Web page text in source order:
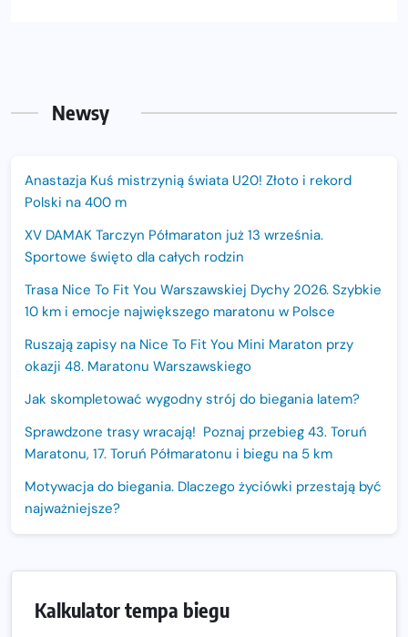
Newsy
Anastazja Kuś mistrzynią świata U20! Złoto i rekord
Polski na 400 m
XV DAMAK Tarczyn Półmaraton już 13 września.
Sportowe święto dla całych rodzin
Trasa Nice To Fit You Warszawskiej Dychy 2026. Szybkie
10 km i emocje największego maratonu w Polsce
Ruszają zapisy na Nice To Fit You Mini Maraton przy
okazji 48. Maratonu Warszawskiego
Jak skompletować wygodny strój do biegania latem?
Sprawdzone trasy wracają! Poznaj przebieg 43. Toruń
Maratonu, 17. Toruń Półmaratonu i biegu na 5 km
Motywacja do biegania. Dlaczego życiówki przestają być
najważniejsze?
Sprawdzony przebieg i profil stworzony do szybkiego
Kalkulator tempa biegu